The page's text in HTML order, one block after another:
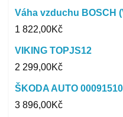
Váha vzduchu BOSCH
1 822,00Kč
VIKING TOPJS12
2 299,00Kč
ŠKODA AUTO
3 896,00Kč